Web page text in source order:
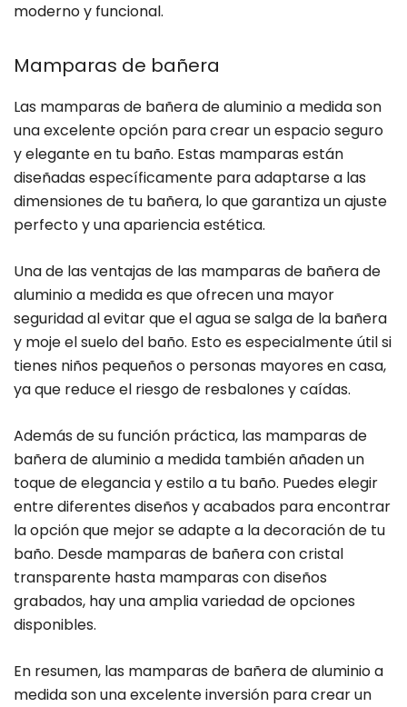
moderno y funcional.
Mamparas de bañera
Las mamparas de bañera de aluminio a medida son
una excelente opción para crear un espacio seguro
y elegante en tu baño. Estas mamparas están
diseñadas específicamente para adaptarse a las
dimensiones de tu bañera, lo que garantiza un ajuste
perfecto y una apariencia estética.
Una de las ventajas de las mamparas de bañera de
aluminio a medida es que ofrecen una mayor
seguridad al evitar que el agua se salga de la bañera
y moje el suelo del baño. Esto es especialmente útil si
tienes niños pequeños o personas mayores en casa,
ya que reduce el riesgo de resbalones y caídas.
Además de su función práctica, las mamparas de
bañera de aluminio a medida también añaden un
toque de elegancia y estilo a tu baño. Puedes elegir
entre diferentes diseños y acabados para encontrar
la opción que mejor se adapte a la decoración de tu
baño. Desde mamparas de bañera con cristal
transparente hasta mamparas con diseños
grabados, hay una amplia variedad de opciones
disponibles.
En resumen, las mamparas de bañera de aluminio a
medida son una excelente inversión para crear un